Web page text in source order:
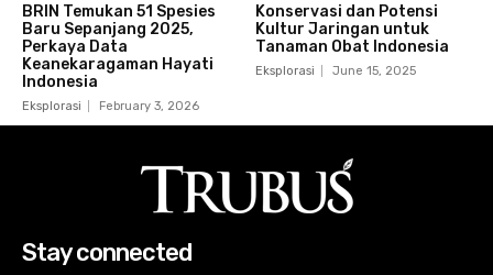
BRIN Temukan 51 Spesies
Baru Sepanjang 2025,
Perkaya Data
Keanekaragaman Hayati
Indonesia
Eksplorasi February 3, 2026
Konservasi dan Potensi
Kultur Jaringan untuk
Tanaman Obat Indonesia
Eksplorasi June 15, 2025
Stay connected